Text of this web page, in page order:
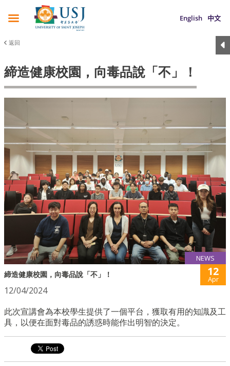
English 中文
返回
締造健康校園，向毒品說「不」！
NEWS
締造健康校園，向毒品說「不」！ 12
Apr
12/04/2024
此次宣講會為本校學生提供了一個平台，獲取有用的知識及工
具，以便在面對毒品的誘惑時能作出明智的決定。